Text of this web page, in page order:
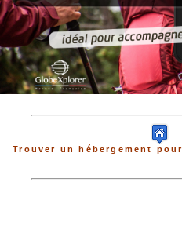
Trouver un hébergement